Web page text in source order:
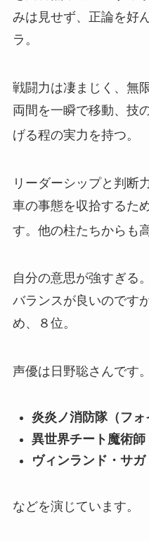
みは見せず、正論を好
ラ。
戦闘力は凄まじく、無
両間を一瞬で移動、技
げる程の実力を持つ。
リーダーシップと判断
車の事態を収拾するた
す。他の柱たちからも
自分の意思が強すぎる
バランスが良いのです
め、８位。
声優は日野聡さんです。
炎炎ノ消防隊（フォ
異世界チート魔術師
ヴィンランド・サガ
などを演じています。